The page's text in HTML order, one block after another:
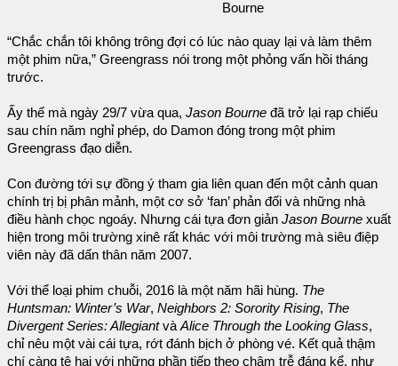
Bourne
“Chắc chắn tôi không trông đợi có lúc nào quay lại và làm thêm
một phim nữa,” Greengrass nói trong một phỏng vấn hồi tháng
trước.
Ấy thế mà ngày 29/7 vừa qua, Jason Bourne đã trở lại rạp chiếu
sau chín năm nghỉ phép, do Damon đóng trong một phim
Greengrass đạo diễn.
Con đường tới sự đồng ý tham gia liên quan đến một cảnh quan
chính trị bị phân mảnh, một cơ sở ‘fan’ phản đối và những nhà
điều hành chọc ngoáy. Nhưng cái tựa đơn giản Jason Bourne xuất
hiện trong môi trường xinê rất khác với môi trường mà siêu điệp
viên này đã dấn thân năm 2007.
Với thể loại phim chuỗi, 2016 là một năm hãi hùng. The
Huntsman: Winter’s War, Neighbors 2: Sorority Rising, The
Divergent Series: Allegiantvà Alice Through the Looking Glass,
chỉ nêu một vài cái tựa, rớt đánh bịch ở phòng vé. Kết quả thậm
chí càng tệ hại với những phần tiếp theo chậm trễ đáng kể, như